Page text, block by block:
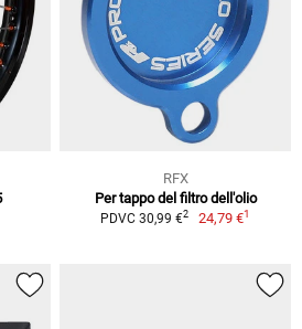
RFX
Per tappo del filtro dell'olio
PDVC 30,99 €2 24,79 €1